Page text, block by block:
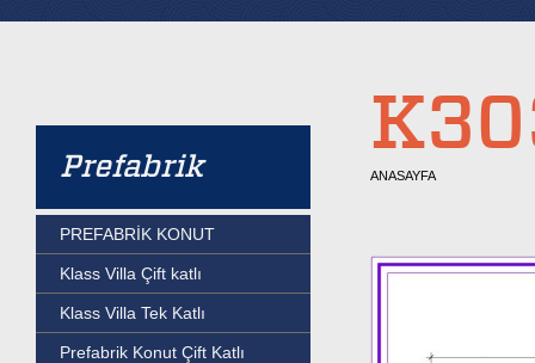
Prefabrik
PREFABRİK KONUT
Klass Villa Çift katlı
Klass Villa Tek Katlı
Prefabrik Konut Çift Katlı
ANASAYFA